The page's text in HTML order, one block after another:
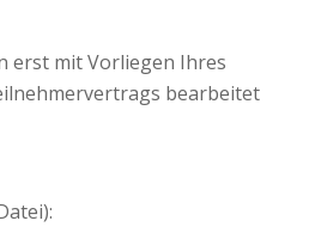
erst mit Vorliegen Ihres
bearbeitet